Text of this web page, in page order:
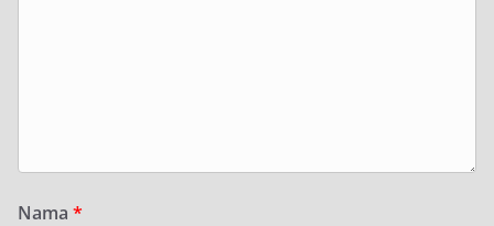
Nama *